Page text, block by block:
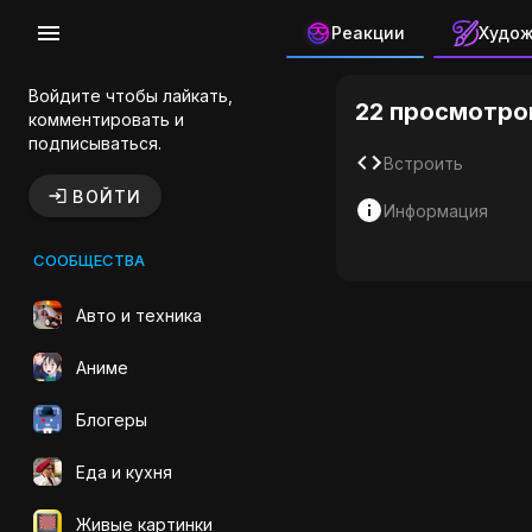
Реакции
Войдите чтобы лайкать,
комментировать и
подписываться.
ВОЙТИ
СООБЩЕСТВА
Авто и техника
Аниме
Блогеры
Еда и кухня
Живые картинки
ГИФ на
22
Встроить
Информация